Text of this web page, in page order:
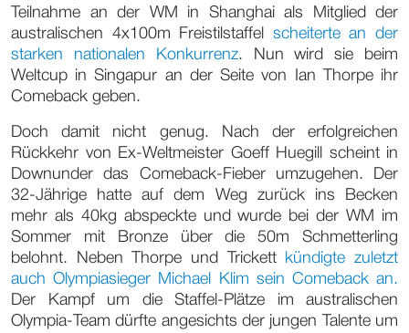
Teilnahme an der WM in Shanghai als Mitglied der
australischen 4x100m Freistilstaffel scheiterte an der
starken nationalen Konkurrenz. Nun wird sie beim
Weltcup in Singapur an der Seite von Ian Thorpe ihr
Comeback geben.
Doch damit nicht genug. Nach der erfolgreichen
Rückkehr von Ex-Weltmeister Goeff Huegill scheint in
Downunder das Comeback-Fieber umzugehen. Der
32-Jährige hatte auf dem Weg zurück ins Becken
mehr als 40kg abspeckte und wurde bei der WM im
Sommer mit Bronze über die 50m Schmetterling
belohnt. Neben Thorpe und Trickett
kündigte zuletzt
auch Olympiasieger Michael Klim sein Comeback an.
Der Kampf um die Staffel-Plätze im australischen
Olympia-Team dürfte angesichts der jungen Talente um